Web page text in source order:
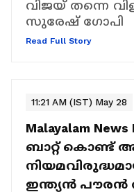
വിജയ് തന്നെ
സുരേഷ് ഗോപി
Read Full Story
11:21 AM (IST) May 28
Malayalam News
ബാറ്റ് കൊണ്ട്
ഇന്ത്യൻ പൗരൻ